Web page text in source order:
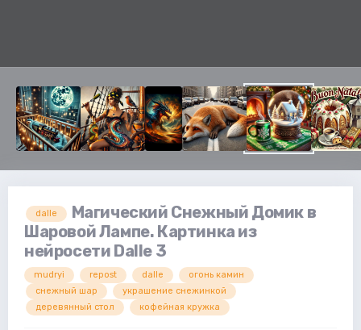
dalle
Магический Снежный Домик в
Шаровой Лампе. Картинка из
нейросети Dalle 3
mudryi repost dalle
огонь камин
снежный шар
украшение снежинкой
деревянный стол
кофейная кружка